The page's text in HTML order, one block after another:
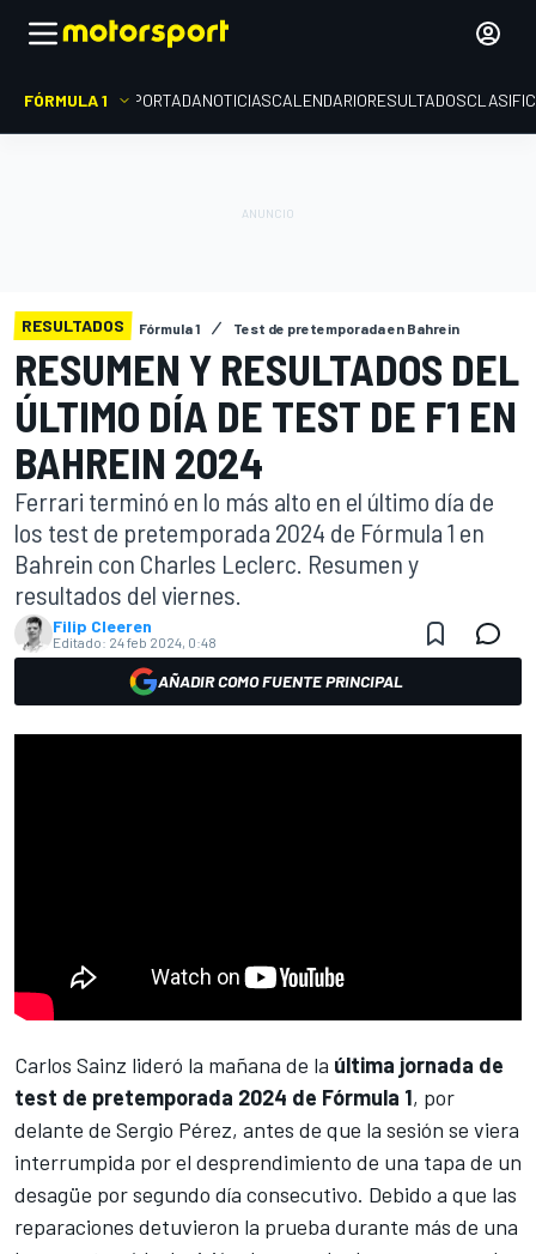
FÓRMULA 1 PORTADANOTICIASCALENDARIORESULTADOS
RESULTADOS Fórmula 1 Test de pretemporada en Bahrein
RESUMEN Y RESULTADOS DEL
ÚLTIMO DÍA DE TEST DE F1 EN
BAHREIN 2024
Ferrari terminó en lo más alto en el último día de
los test de pretemporada 2024 de Fórmula 1 en
Bahrein con Charles Leclerc. Resumen y
resultados del viernes.
Filip Cleeren
Editado: 24 feb 2024, 0:48
AÑADIR COMO FUENTE PRINCIPAL
Carlos Sainz lideró la mañana de la última jornada de
test de pretemporada 2024 de Fórmula 1, por
delante de Sergio Pérez, antes de que la sesión se viera
interrumpida por el desprendimiento de una tapa de un
desagüe por segundo día consecutivo. Debido a que las
reparaciones detuvieron la prueba durante más de una